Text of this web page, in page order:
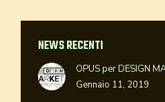
NEWS RECENTI
OPUS per DESIGN
Gennaio 11, 2019